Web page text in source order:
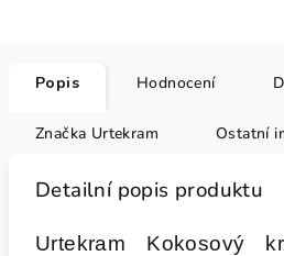
Popis Hodnocení
Značka Urtekram Ostatní
Detailní popis produktu
Urtekram Kokosový